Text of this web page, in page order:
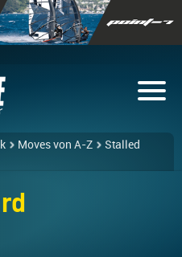
Moves von A-Z
Stalled